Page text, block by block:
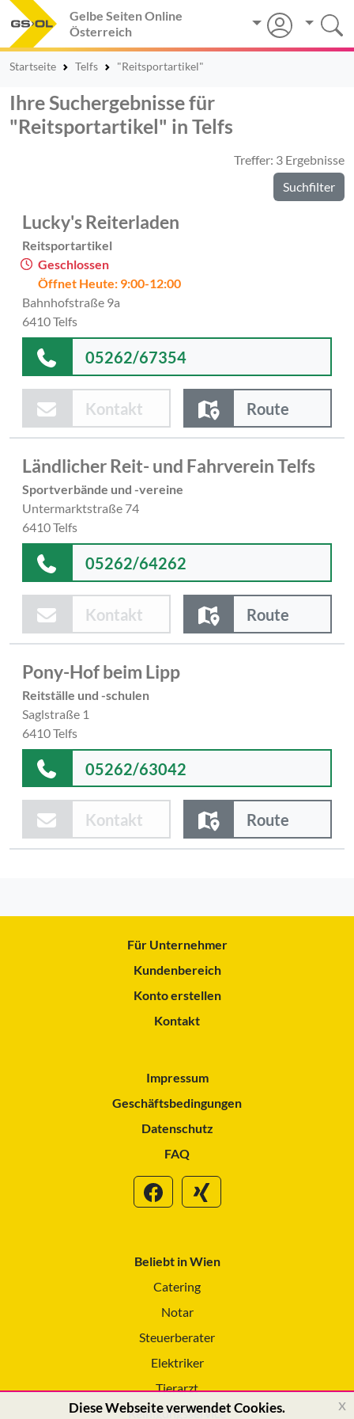
Gelbe Seiten Online
Österreich
Startseite Telfs "Reitsportartikel"
Ihre Suchergebnisse für
"Reitsportartikel" in Telfs
Treffer: 3 Ergebnisse
Suchfilter
Lucky's Reiterladen
Reitsportartikel
Geschlossen
Öffnet Heute: 9:00-12:00
Bahnhofstraße 9a
6410 Telfs
05262/67354
Kontakt Route
Ländlicher Reit- und Fahrverein Telfs
Sportverbände und -vereine
Untermarktstraße 74
6410 Telfs
05262/64262
Kontakt Route
Pony-Hof beim Lipp
Reitställe und -schulen
Saglstraße 1
6410 Telfs
05262/63042
Kontakt Route
Für Unternehmer
Kundenbereich
Konto erstellen
Kontakt
Impressum
Geschäftsbedingungen
Datenschutz
FAQ
Beliebt in Wien
Catering
Notar
Steuerberater
Elektriker
Tierarzt
Reinigungsservice
Diese Webseite verwendet Cookies. x